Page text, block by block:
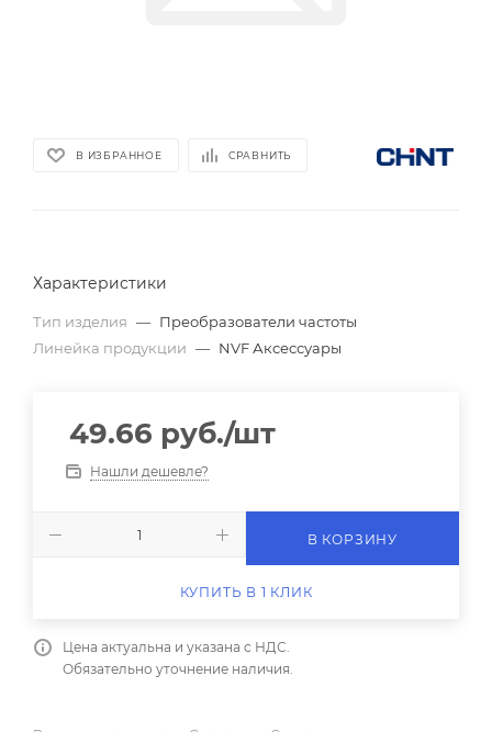
В ИЗБРАННОЕ СРАВНИТЬ
Характеристики
Тип изделия — Преобразователи частоты
Линейка продукции — NVF Аксессуары
49.66 руб./шт
Нашли дешевле?
В КОРЗИНУ
КУПИТЬ В 1 КЛИК
Цена актуальна и указана с НДС.
Обязательно уточнение наличия.